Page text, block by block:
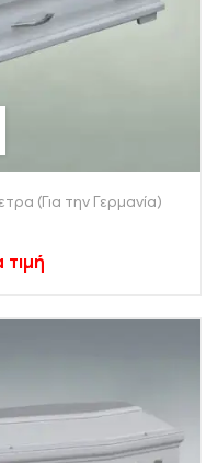
(Για την Γερμανία)
τιμή